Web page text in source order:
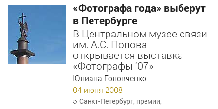
«Фотографа года» выберут
в Петербурге
В Центральном музее связи
им. А.С. Попова
открывается выставка
«Фотографы ‘07»
Юлиана Головченко
04 июня 2008
Санкт-Петербург, премии,